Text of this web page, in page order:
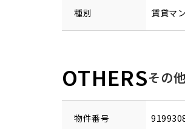
種別 賃貸マ
OTHERSその他
物件番号